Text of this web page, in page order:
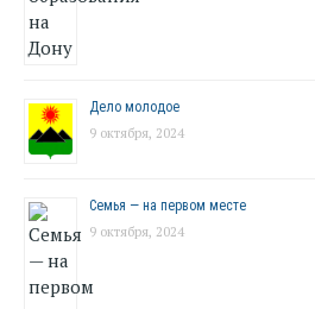
Дело молодое
9 октября, 2024
Семья — на первом месте
9 октября, 2024